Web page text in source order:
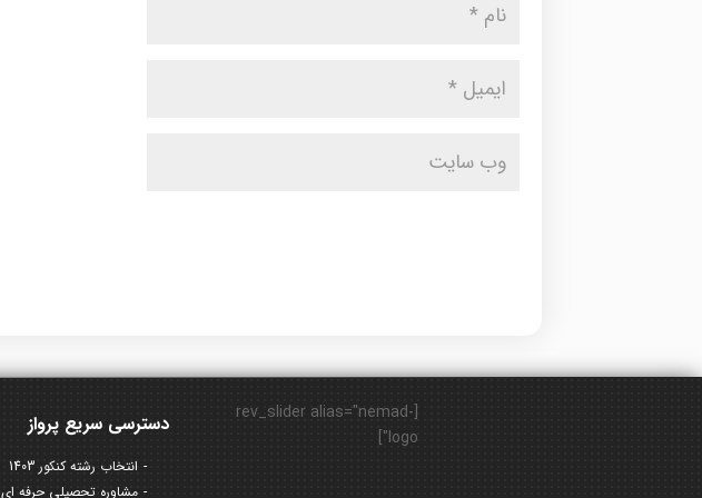
دسترسی سریع پرواز
انتخاب رشته کنکور 1403
مشاوره تحصیلی حرفه ای
[rev_slider alias="nemad-
logo"]